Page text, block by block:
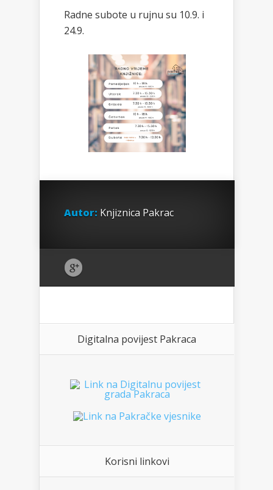
Radne subote u rujnu su 10.9. i
24.9.
Autor: Knjiznica Pakrac
Digitalna povijest Pakraca
Korisni linkovi